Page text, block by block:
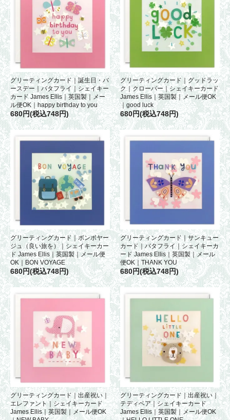
グリーティングカード｜誕生日・バ
ースデー｜バタフライ｜シェイキー
カード James Ellis｜英国製｜メー
ル便OK｜happy birthday to you
680円(税込748円)
グリーティングカード｜グッドラッ
ク｜クローバー｜シェイキーカード
James Ellis｜英国製｜メール便OK
｜good luck
680円(税込748円)
グリーティングカード｜ボンボヤー
ジュ（良い旅を）｜シェイキーカー
ド James Ellis｜英国製｜メール便
OK｜BON VOYAGE
680円(税込748円)
グリーティングカード｜サンキュー
カード｜バタフライ｜シェイキーカ
ード James Ellis｜英国製｜メール
便OK｜THANK YOU
680円(税込748円)
グリーティングカード｜出産祝い｜
エレファント｜シェイキーカード
James Ellis｜英国製｜メール便OK
グリーティングカード｜出産祝い｜
テディベア｜シェイキーカード
James Ellis｜英国製｜メール便OK